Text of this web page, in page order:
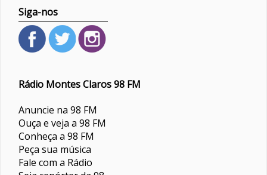
Siga-nos
Rádio Montes Claros 98 FM
Anuncie na 98 FM
Ouça e veja a 98 FM
Conheça a 98 FM
Peça sua música
Fale com a Rádio